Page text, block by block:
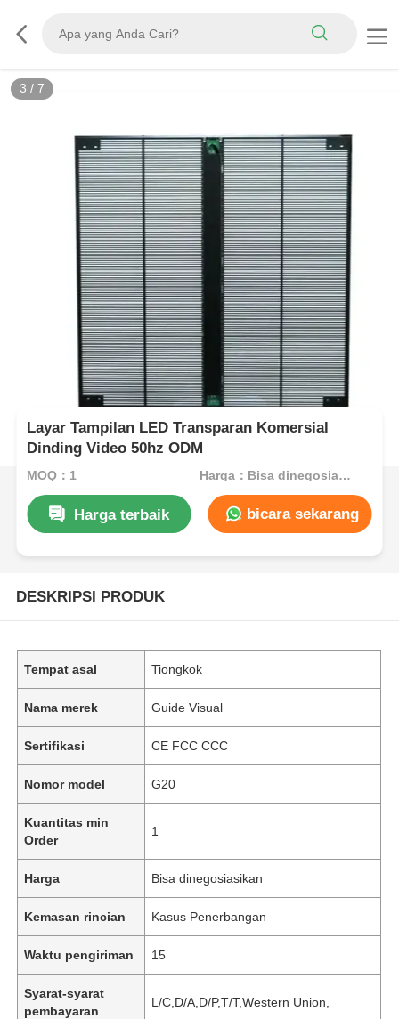
3 / 7
Layar Tampilan LED Transparan Komersial
Dinding Video 50hz ODM
MOQ：1 Harga：Bisa dinegosiasikan
Harga terbaik bicara sekarang
DESKRIPSI PRODUK
Tempat asal Tiongkok
Nama merek Guide Visual
Sertifikasi CE FCC CCC
Nomor model G20
Kuantitas min
Order
1
Harga Bisa dinegosiasikan
Kemasan rincian Kasus Penerbangan
Waktu pengiriman 15
Syarat-syarat
pembayaran
L/C,D/A,D/P,T/T,Western Union,